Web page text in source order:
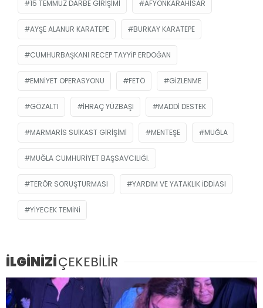
15 TEMMUZ DARBE GIRIŞIMI AFYONKARAHISAR
AYŞE ALANUR KARATEPE BURKAY KARATEPE
CUMHURBAŞKANI RECEP TAYYIP ERDOĞAN
EMNIYET OPERASYONU FETÖ GIZLENME
GÖZALTI IHRAÇ YÜZBAŞI MADDI DESTEK
MARMARIS SUIKAST GIRIŞIMI MENTEŞE MUĞLA
MUĞLA CUMHURIYET BAŞSAVCILIĞI.
TERÖR SORUŞTURMASI YARDIM VE YATAKLIK IDDIASI
YIYECEK TEMINI
İLGİNİZİÇEKEBİLİR